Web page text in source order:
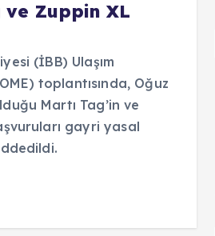
ve Zuppin XL
(İBB) Ulaşım
toplantısında, Oğuz
Martı Tag’in ve
gayri yasal